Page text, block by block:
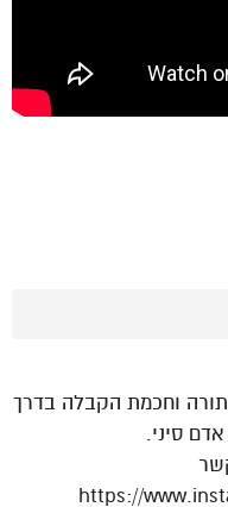
וחכמת הקבלה בדרך
סיני.
https://